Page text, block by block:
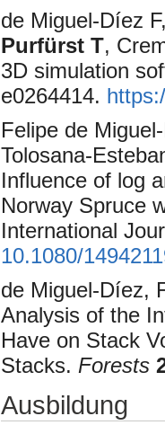
de Miguel-Díez
Purfürst T,
3D simulation
e0264414.
Felipe de
Tolosana-
Influence of log
Norway Spruce
International
10.1080/
de Miguel-Díez,
Analysis of the
Have on Stack
Stacks. Forests
Ausbildung